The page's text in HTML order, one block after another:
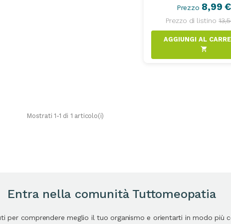
Prezzo 8,99 €
Prezzo di listino
shopping_cart
Mostrati 1-1 di 1 articolo(i)
Entra nella comunità Tuttomeopatia
per comprendere meglio il tuo organismo e orientarti in modo più